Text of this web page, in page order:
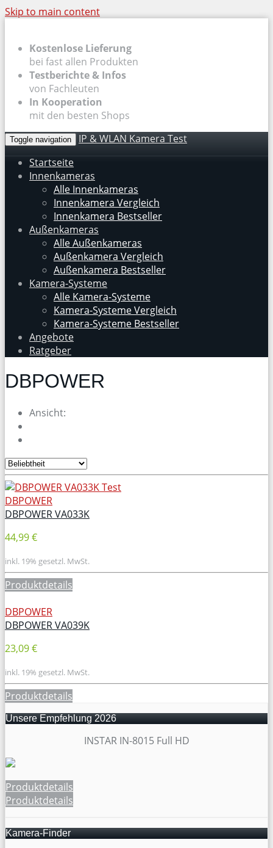
Skip to main content
Kostenlose Lieferung
bei fast allen Produkten
Testberichte & Infos
von Fachleuten
In Kooperation
mit den besten Shops
Toggle navigation
IP & WLAN Kamera Test
Startseite
Innenkameras
Alle Innenkameras
Innenkamera Vergleich
Innenkamera Bestseller
Außenkameras
Alle Außenkameras
Außenkamera Vergleich
Außenkamera Bestseller
Kamera-Systeme
Alle Kamera-Systeme
Kamera-Systeme Vergleich
Kamera-Systeme Bestseller
Angebote
Ratgeber
DBPOWER
Ansicht:
DBPOWER
DBPOWER VA033K
44,99 €
inkl. 19% gesetzl. MwSt.
Produktdetails
DBPOWER
DBPOWER VA039K
23,09 €
inkl. 19% gesetzl. MwSt.
Produktdetails
Unsere Empfehlung 2026
INSTAR IN-8015 Full HD
Produktdetails
Produktdetails
Kamera-Finder